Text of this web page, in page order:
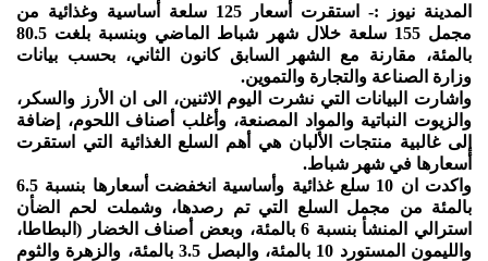
المدينة نيوز :- استقرت أسعار 125 سلعة أساسية وغذائية من
مجمل 155 سلعة خلال شهر شباط الماضي وبنسبة بلغت 80.5
بالمئة، مقارنة مع الشهر السابق كانون الثاني، بحسب بيانات
وزارة الصناعة والتجارة والتموين.
واشارت البيانات التي نشرت اليوم الاثنين، الى ان الأرز والسكر،
والزيوت النباتية والمواد المصنعة، وأغلب أصناف اللحوم، إضافة
إلى غالبية منتجات الألبان هي أهم السلع الغذائية التي استقرت
أسعارها في شهر شباط.
واكدت ان 10 سلع غذائية وأساسية انخفضت أسعارها بنسبة 6.5
بالمئة من مجمل السلع التي تم رصدها، وشملت لحم الضأن
استرالي المنشأ بنسبة 6 بالمئة، وبعض أصناف الخضار (البطاطا،
والليمون المستورد 10 بالمئة، والبصل 3.5 بالمئة، والزهرة والثوم